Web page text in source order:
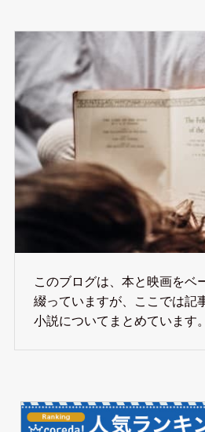
このブログは、本と映画をベ
綴っていますが、ここでは記
小説についてまとめています。